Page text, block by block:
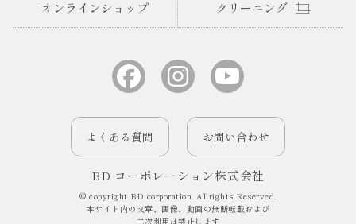
オンラインショップ クリーニング
よくある質問 お問い合わせ
BD コーポレーション株式会社
© copyright BD corporation. Allrights Reserved.
本サイト内の文章、画像、動画の無断転載および
二次利用は禁止します